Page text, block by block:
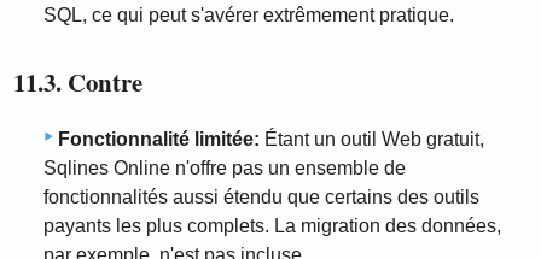
SQL, ce qui peut s'avérer extrêmement pratique.
11.3. Contre
Fonctionnalité limitée: Étant un outil Web gratuit,
Sqlines Online n'offre pas un ensemble de
fonctionnalités aussi étendu que certains des outils
payants les plus complets. La migration des données,